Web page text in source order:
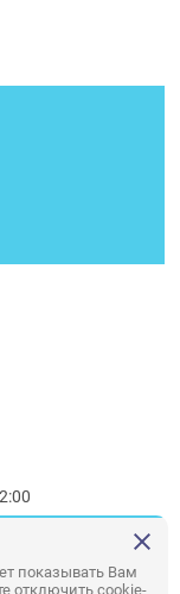
показывать Вам
отключить cookie-